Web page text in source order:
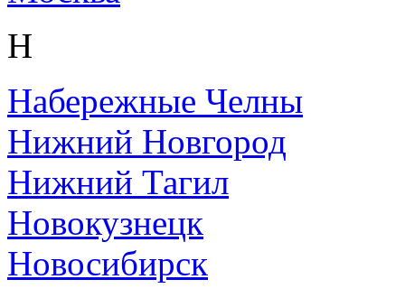
Н
Набережные Челны
Нижний Новгород
Нижний Тагил
Новокузнецк
Новосибирск